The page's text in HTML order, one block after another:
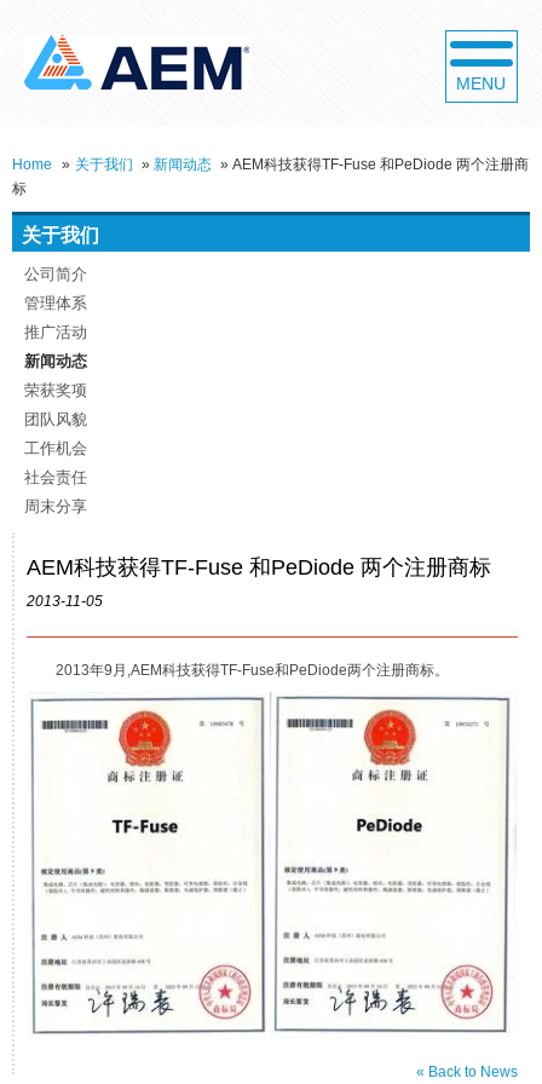
MENU
Home » 关于我们 » 新闻动态 » AEM科技获得TF-Fuse 和PeDiode 两个注册商
标
关于我们
公司简介
管理体系
推广活动
新闻动态
荣获奖项
团队风貌
工作机会
社会责任
周末分享
AEM科技获得TF-Fuse 和PeDiode 两个注册商标
2013-11-05
2013年9月,AEM科技获得TF-Fuse和PeDiode两个注册商标。
« Back to News